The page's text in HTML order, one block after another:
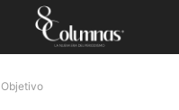
Objetivo